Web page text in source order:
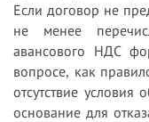
Если договор не
не менее
авансового НДС
вопросе, как
отсутствие
основание для